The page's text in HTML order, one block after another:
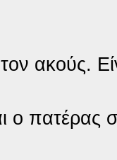
ακούς.
ο πατέρας